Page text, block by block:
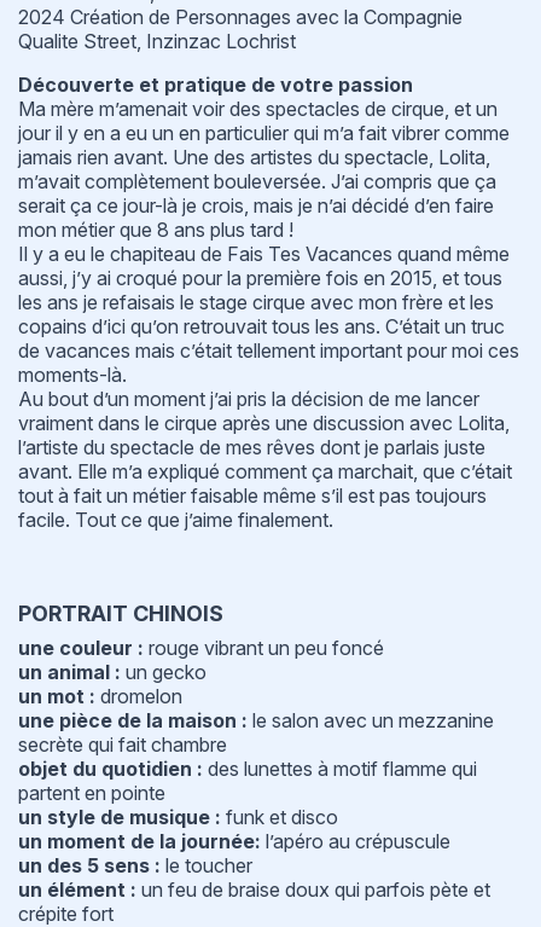
2024 Création de Personnages avec la Compagnie
Qualite Street, Inzinzac Lochrist
Découverte et pratique de votre passion
Ma mère m’amenait voir des spectacles de cirque, et un
jour il y en a eu un en particulier qui m’a fait vibrer comme
jamais rien avant. Une des artistes du spectacle, Lolita,
m’avait complètement bouleversée. J’ai compris que ça
serait ça ce jour-là je crois, mais je n’ai décidé d’en faire
mon métier que 8 ans plus tard !
Il y a eu le chapiteau de Fais Tes Vacances quand même
aussi, j’y ai croqué pour la première fois en 2015, et tous
les ans je refaisais le stage cirque avec mon frère et les
copains d’ici qu’on retrouvait tous les ans. C’était un truc
de vacances mais c’était tellement important pour moi ces
moments-là.
Au bout d’un moment j’ai pris la décision de me lancer
vraiment dans le cirque après une discussion avec Lolita,
l’artiste du spectacle de mes rêves dont je parlais juste
avant. Elle m’a expliqué comment ça marchait, que c’était
tout à fait un métier faisable même s’il est pas toujours
facile. Tout ce que j’aime finalement.
PORTRAIT CHINOIS
une couleur : rouge vibrant un peu foncé
un animal : un gecko
un mot : dromelon
une pièce de la maison : le salon avec un mezzanine
secrète qui fait chambre
objet du quotidien : des lunettes à motif flamme qui
partent en pointe
un style de musique : funk et disco
un moment de la journée: l’apéro au crépuscule
un des 5 sens : le toucher
un élément : un feu de braise doux qui parfois pète et
crépite fort